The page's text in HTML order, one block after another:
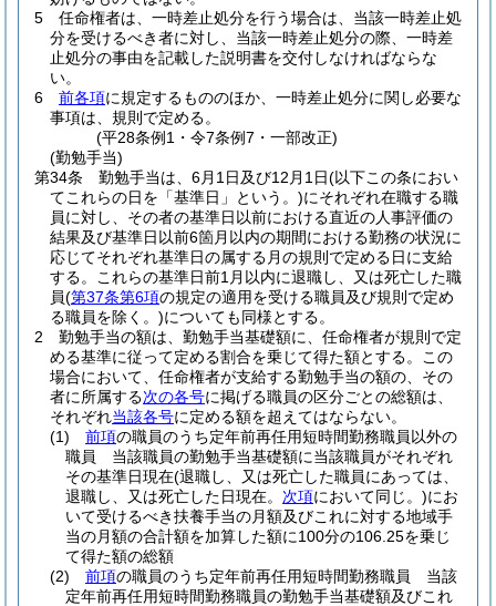
5
任命権者は、一時差止処分を行う場合は、当該一時差止処
分を受けるべき者に対し、当該一時差止処分の際、一時差
止処分の事由を記載した説明書を交付しなければならな
い。
6
前各項に規定するもののほか、一時差止処分に関し必要な
事項は、規則で定める。
(平28条例1・令7条例7・一部改正)
(勤勉手当)
第34条
勤勉手当は、6月1日及び12月1日(以下この条におい
てこれらの日を「基準日」という。)にそれぞれ在職する職
員に対し、その者の基準日以前における直近の人事評価の
結果及び基準日以前6箇月以内の期間における勤務の状況に
応じてそれぞれ基準日の属する月の規則で定める日に支給
する。
これらの基準日前1月以内に退職し、又は死亡した職
員(第37条第6項の規定の適用を受ける職員及び規則で定め
る職員を除く。)についても同様とする。
2
勤勉手当の額は、勤勉手当基礎額に、任命権者が規則で定
める基準に従って定める割合を乗じて得た額とする。
この
場合において、任命権者が支給する勤勉手当の額の、その
者に所属する次の各号に掲げる職員の区分ごとの総額は、
それぞれ当該各号に定める額を超えてはならない。
(1)
前項の職員のうち定年前再任用短時間勤務職員以外の
職員 当該職員の勤勉手当基礎額に当該職員がそれぞれ
その基準日現在(退職し、又は死亡した職員にあっては、
退職し、又は死亡した日現在。 次項において同じ。)にお
いて受けるべき扶養手当の月額及びこれに対する地域手
当の月額の合計額を加算した額に100分の106.25を乗じ
て得た額の総額
(2)
前項の職員のうち定年前再任用短時間勤務職員 当該
定年前再任用短時間勤務職員の勤勉手当基礎額及びこれ